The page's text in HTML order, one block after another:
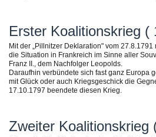
Erster Koalitionskrieg (
Mit der „Pillnitzer Deklaration" vom
die Situation in Frankreich im Sinne aller
Franz II., dem Nachfolger Leopolds.
Daraufhin verbündete sich fast ganz Europa
mit Glück oder auch Kriegsgeschick die
17.10.1797 beendete diesen Krieg.
Zweiter Koalitionskrieg